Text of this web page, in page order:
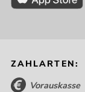
ZAHLARTEN:
Vorauskasse